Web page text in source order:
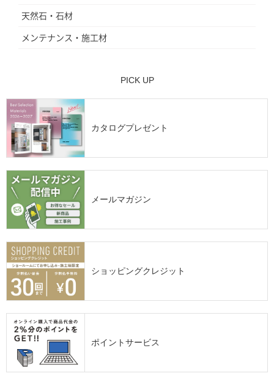
天然石・石材
メンテナンス・施工材
PICK UP
カタログプレゼント
メールマガジン
ショッピングクレジット
ポイントサービス